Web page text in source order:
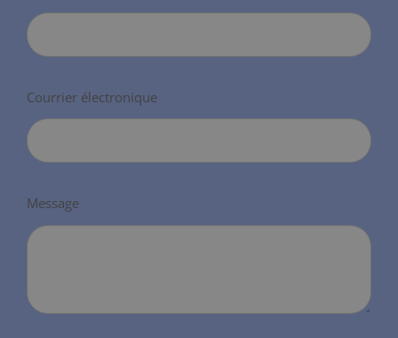
Courrier électronique
Message